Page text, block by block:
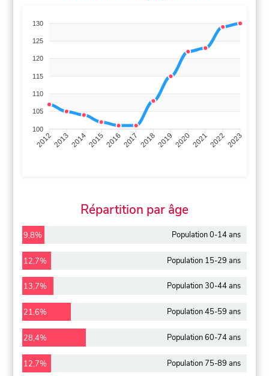
130
125
120
115
110
105
100
201220132014201520162017 20182019 2020202120222023
Répartition par âge
9,8% Population 0-14 ans
12,7% Population 15-29 ans
13,7% Population 30-44 ans
21,6% Population 45-59 ans
28,4% Population 60-74 ans
12,7% Population 75-89 ans